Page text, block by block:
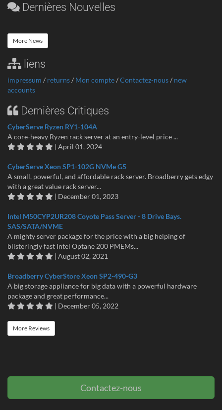
Dernières Nouvelles
More News
liens
impressum / returns/ Mon compte/Contactez-nous/ new
accounts
Dernières Critiques
CyberServe Ryzen RY1-104A
A core-heavy Ryzen rack server at an entry-level price ...
| April 01, 2024
CyberServe Xeon SP1-102G NVMe G5
A small, powerful, and affordable rack server. Broadberry gets edgy
with a great value rack server...
| December 01, 2023
Intel M50CYP2UR208 Coyote Pass Server - 8 Drive Bays.
SAS/SATA/NVME
A mighty server package for the price with a big helping of
blisteringly fast Intel Optane 200 PMEMs...
| August 02, 2021
Broadberry CyberStore Xeon SP2-490-G3
A big storage appliance for big data with a powerful hardware
package and great performance...
| December 05, 2022
More Reviews
Contactez-nous